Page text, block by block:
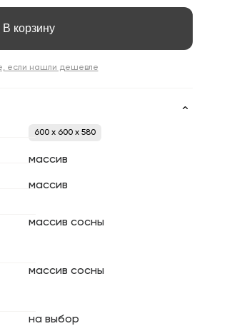
В корзину
если нашли дешевле
600 x 600 x 580
массив
массив
массив сосны
массив сосны
на выбор